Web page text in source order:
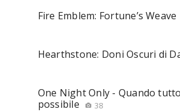
Fire Emblem: Fortune’s Weave
Hearthstone: Doni Oscuri di
One Night Only - Quando
possibile
38